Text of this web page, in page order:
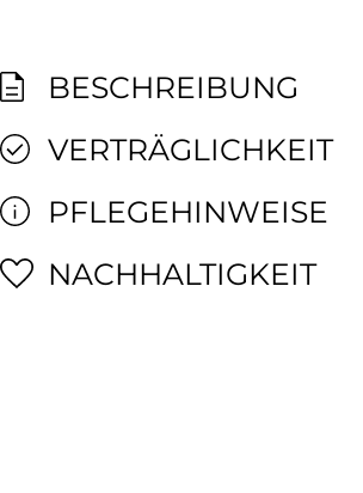
BESCHREIBUNG
VERTRÄGLICHKEIT
PFLEGEHINWEISE
NACHHALTIGKEIT